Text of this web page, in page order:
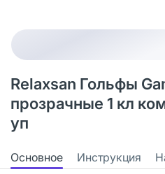
Relaxsan Гольфы
прозрачные 1 кл
уп
Основное Инструкция